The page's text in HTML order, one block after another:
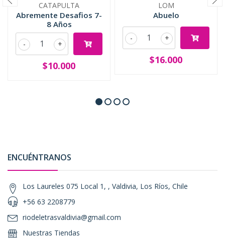
CATAPULTA
Abremente Desafios 7-
8 Años
+
-
$10.000
LOM
Abuelo
+
-
$16.000
ENCUÉNTRANOS
Los Laureles 075 Local 1, , Valdivia, Los Ríos, Chile
+56 63 2208779
riodeletrasvaldivia@gmail.com
Nuestras Tiendas